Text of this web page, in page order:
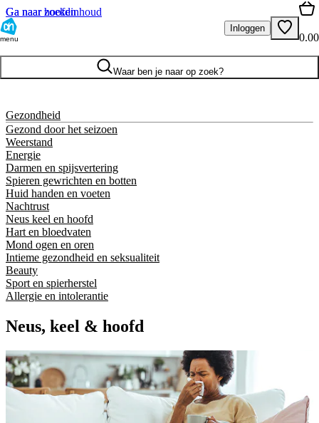
Ga naar hoofdinhoud
Ga naar zoeken
menu
Inloggen
0.00
Waar ben je naar op zoek?
Gezondheid
Gezond door het seizoen
Weerstand
Energie
Darmen en spijsvertering
Spieren gewrichten en botten
Huid handen en voeten
Nachtrust
Neus keel en hoofd
Hart en bloedvaten
Mond ogen en oren
Intieme gezondheid en seksualiteit
Beauty
Sport en spierherstel
Allergie en intolerantie
Neus, keel & hoofd